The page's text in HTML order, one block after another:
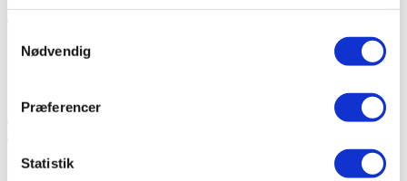
Nødvendig
Præferencer
Statistik
Planlægning af ladeløsninger
Beregning af totaleomkostninger